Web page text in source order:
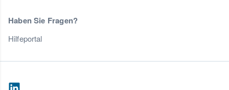
Haben Sie Fragen?
Hilfeportal